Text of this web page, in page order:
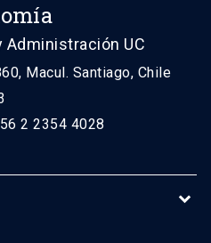
Administración UC
Macul. Santiago, Chile
2 2354 4028